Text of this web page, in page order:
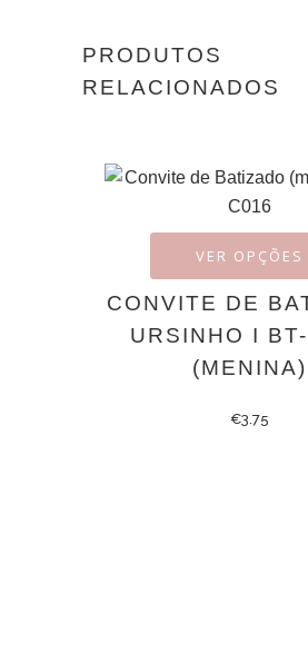
PRODUTOS
RELACIONADOS
VER OPÇÕES
CONVITE DE
URSINHO I
(MENINA)
€3.75